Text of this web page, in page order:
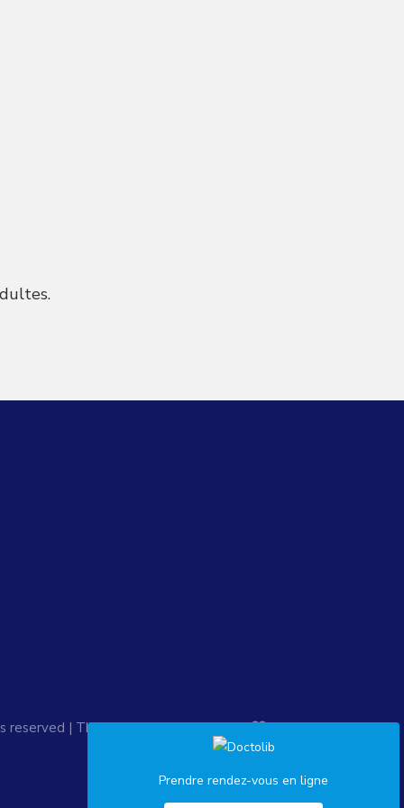
Prendre rendez-vous en ligne
reserved | This template is made with
by